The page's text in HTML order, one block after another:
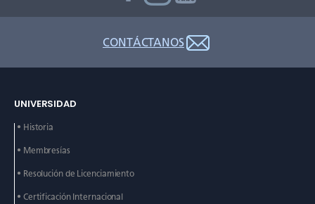
CONTÁCTANOS
UNIVERSIDAD
• Historia
• Membresías
• Resolución de Licenciamiento
• Certificación Internacional